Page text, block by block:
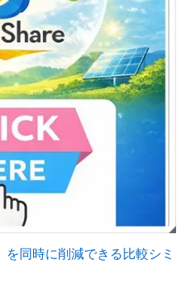
を同時に削減できる比較シミ